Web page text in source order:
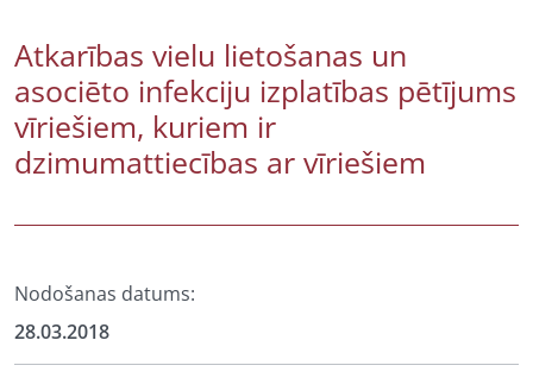
Atkarības vielu lietošanas un
asociēto infekciju izplatības pētījums
vīriešiem, kuriem ir
dzimumattiecības ar vīriešiem
Nodošanas datums:
28.03.2018